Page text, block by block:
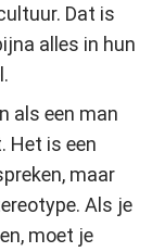
Dat is
alles in hun
als een man
Het is een
maar
Als je
moet je